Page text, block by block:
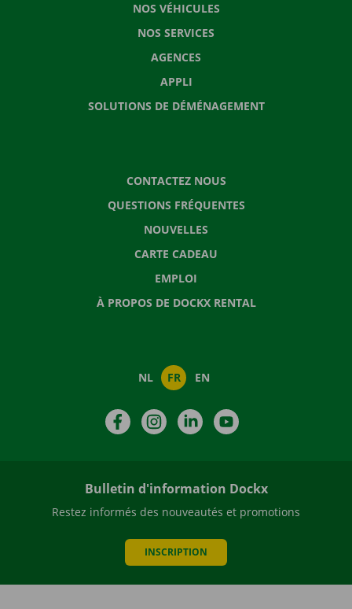
NOS VÉHICULES
NOS SERVICES
AGENCES
APPLI
SOLUTIONS DE DÉMÉNAGEMENT
CONTACTEZ NOUS
QUESTIONS FRÉQUENTES
NOUVELLES
CARTE CADEAU
EMPLOI
À PROPOS DE DOCKX RENTAL
NL FR EN
FacebookInstagramLinkedIn
Bulletin d'information Dockx
Restez informés des nouveautés et promotions
INSCRIPTION